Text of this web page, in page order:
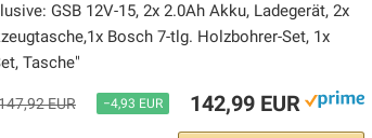
GSB 12V-15, 2x 2.0Ah Akku, Ladegerät, 2x
Bosch 7-tlg. Holzbohrer-Set, 1x
Tasche"
EUR −4,93 EUR 142,99 EUR